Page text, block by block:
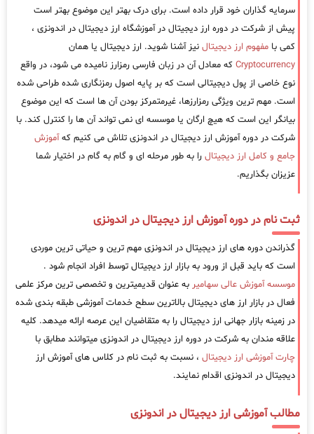
سرمایه گذاران خود قرار داده است. برای درک بهتر این موضوع بهتر است
پیش از شرکت در دوره ارز دیجیتال در آموزشگاه ارز دیجیتال در اندونزی ،
کمی با مفهوم ارز دیجیتال نیز آشنا شوید. ارز دیجیتال یا همان
Cryptocurrency که معادل آن در زبان فارسی رمزارز نامیده می شود، در واقع
نوع خاصی از پول دیجیتالی است که بر پایه اصول رمزنگاری شده طراحی شده
است. مهم ترین ویژگی رمزارزها، غیرمتمرکز بودن آن ها است که این موضوع
بیانگر این است که هیچ ارگان یا موسسه ای نمی تواند آن ها را کنترل کند. با
شرکت در دوره آموزش ارز دیجیتال در اندونزی تلاش می کنیم کهآموزش
جامع و کامل ارز دیجیتال را به طور مرحله ای و گام به گام در اختیار شما
عزیزان بگذاریم.
ثبت نام در دوره آموزش ارز دیجیتال در اندونزی
گذراندن دوره های ارز دیجیتال در اندونزی مهم ترین و حیاتی ترین موردی
است که باید قبل از ورود به بازار ارز دیجیتال توسط افراد انجام شود .
موسسه آموزش عالی سهامیر به عنوان قدیمیترین و تخصصی ترین مرکز علمی
فعال در بازار ارز های دیجیتال بالاترین سطح خدمات آموزشی طبقه بندی شده
در زمینه بازار جهانی ارز دیجیتال را به متقاضیان این عرصه ارائه میدهد. کلیه
علاقه مندان به شرکت در دوره ارز دیجیتال در اندونزی میتوانند مطابق با
چارت آموزشی ارز دیجیتال ، نسبت به ثبت نام در کلاس های آموزش ارز
دیجیتال در اندونزی اقدام نمایند.
مطالب آموزشی ارز دیجیتال در اندونزی